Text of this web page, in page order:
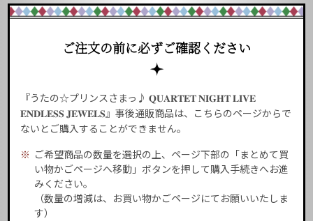
ご注文の前に必ずご確認ください
『うたの☆プリンスさまっ♪ 𝐐𝐔𝐀𝐑𝐓𝐄𝐓 𝐍𝐈𝐆𝐇𝐓 𝐋𝐈𝐕𝐄
𝐄𝐍𝐃𝐋𝐄𝐒𝐒 𝐉𝐄𝐖𝐄𝐋𝐒』事後通販商品は、こちらのページからで
ないとご購入することができません。
※ ご希望商品の数量を選択の上、ページ下部の「まとめて買
い物かごページへ移動」ボタンを押して購入手続きへお進
みください。
（数量の増減は、お買い物かごページにてお願いいたしま
す）